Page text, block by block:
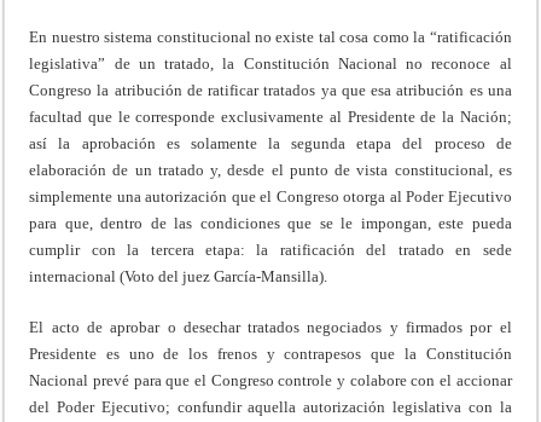
En nuestro sistema constitucional no existe tal cosa como la “ratificación
legislativa” de un tratado, la Constitución Nacional no reconoce al
Congreso la atribución de ratificar tratados ya que esa atribución es una
facultad que le corresponde exclusivamente al Presidente de la Nación;
así la aprobación es solamente la segunda etapa del proceso de
elaboración de un tratado y, desde el punto de vista constitucional, es
simplemente una autorización que el Congreso otorga al Poder Ejecutivo
para que, dentro de las condiciones que se le impongan, este pueda
cumplir con la tercera etapa: la ratificación del tratado en sede
internacional (Voto del juez García-Mansilla).
El acto de aprobar o desechar tratados negociados y firmados por el
Presidente es uno de los frenos y contrapesos que la Constitución
Nacional prevé para que el Congreso controle y colabore con el accionar
del Poder Ejecutivo; confundir aquella autorización legislativa con la